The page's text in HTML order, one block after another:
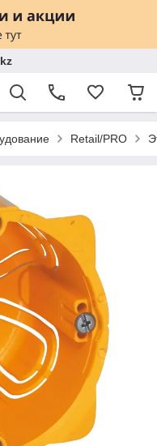
Retail/PRO